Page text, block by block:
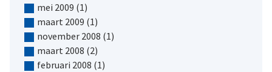
mei 2009 (1)
maart 2009 (1)
november 2008 (1)
maart 2008 (2)
februari 2008 (1)